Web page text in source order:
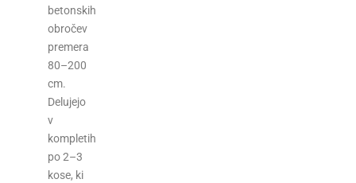
betonskih
obročev
premera
80–200
cm.
Delujejo
v
kompletih
po 2–3
kose, ki